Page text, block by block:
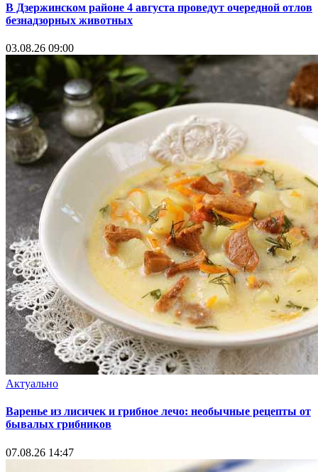
В Дзержинском районе 4 августа проведут очередной отлов
безнадзорных животных
03.08.26 09:00
Актуально
Варенье из лисичек и грибное лечо: необычные рецепты от
бывалых грибников
07.08.26 14:47